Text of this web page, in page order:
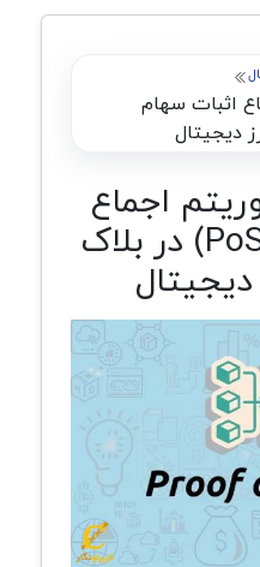
اثبات سهام
اجماع
اثبات سهام (PoS) در بلاک